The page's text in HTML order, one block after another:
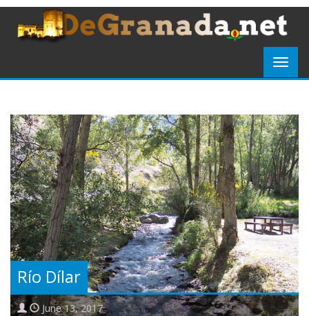
Río Dílar
June 13, 2017